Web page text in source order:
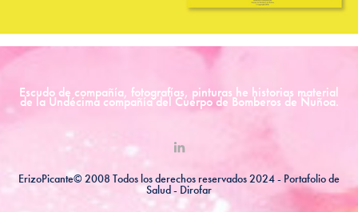
Escudo de compañía, fotografías, pinturas he historias material
de la Undécima compañía del Cuerpo de Bomberos de Ñuñoa.
ErizoPicante© 2008 Todos los derechos reservados 2024 - Portafolio de
Salud - Dirofar